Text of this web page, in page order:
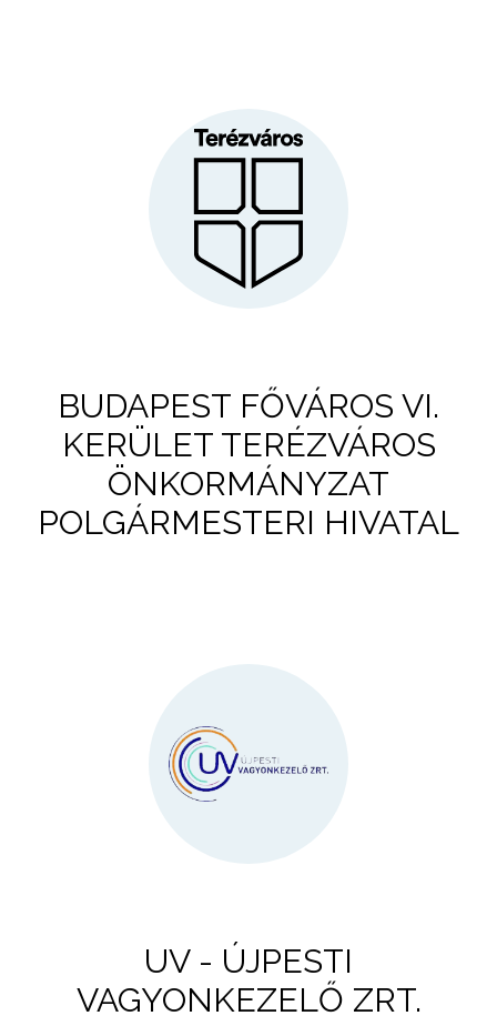
BUDAPEST FŐVÁROS VI.
KERÜLET TERÉZVÁROS
ÖNKORMÁNYZAT
POLGÁRMESTERI HIVATAL
UV - ÚJPESTI
VAGYONKEZELŐ ZRT.